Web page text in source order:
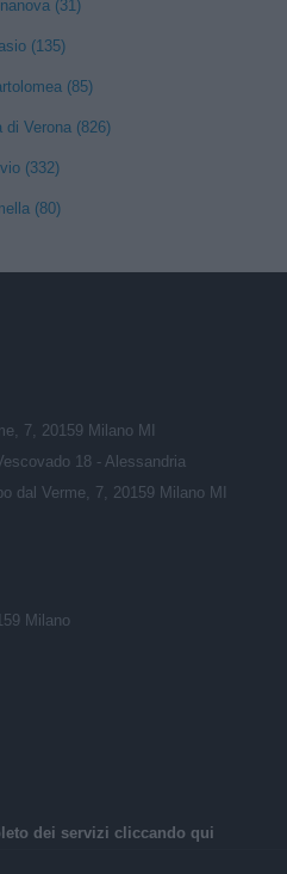
(31)
(135)
(85)
di Verona (826)
(332)
(80)
7, 20159 Milano MI
18 - Alessandria
dal Verme, 7, 20159 Milano MI
Milano
dei servizi cliccando qui